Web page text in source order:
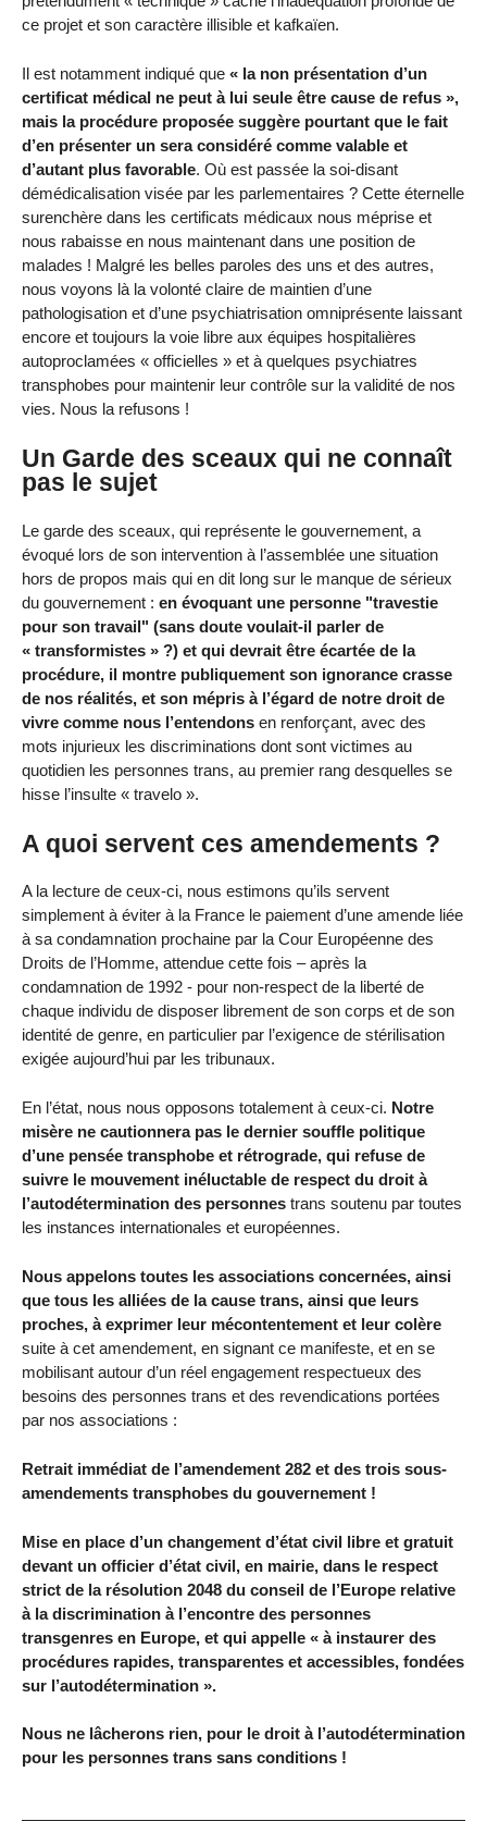
ce projet et son caractère illisible et kafkaïen.
Il est notamment indiqué que « la non présentation d’un
certificat médical ne peut à lui seule être cause de refus »,
mais la procédure proposée suggère pourtant que le fait
d’en présenter un sera considéré comme valable et
d’autant plus favorable. Où est passée la soi-disant
démédicalisation visée par les parlementaires ? Cette éternelle
surenchère dans les certificats médicaux nous méprise et
nous rabaisse en nous maintenant dans une position de
malades ! Malgré les belles paroles des uns et des autres,
nous voyons là la volonté claire de maintien d’une
pathologisation et d’une psychiatrisation omniprésente laissant
encore et toujours la voie libre aux équipes hospitalières
autoproclamées « officielles » et à quelques psychiatres
transphobes pour maintenir leur contrôle sur la validité de nos
vies. Nous la refusons !
Un Garde des sceaux qui ne connaît
pas le sujet
Le garde des sceaux, qui représente le gouvernement, a
évoqué lors de son intervention à l’assemblée une situation
hors de propos mais qui en dit long sur le manque de sérieux
du gouvernement : en évoquant une personne "travestie
pour son travail" (sans doute voulait-il parler de
« transformistes » ?) et qui devrait être écartée de la
procédure, il montre publiquement son ignorance crasse
de nos réalités, et son mépris à l’égard de notre droit de
vivre comme nous l’entendons en renforçant, avec des
mots injurieux les discriminations dont sont victimes au
quotidien les personnes trans, au premier rang desquelles se
hisse l’insulte « travelo ».
A quoi servent ces amendements ?
A la lecture de ceux-ci, nous estimons qu’ils servent
simplement à éviter à la France le paiement d’une amende liée
à sa condamnation prochaine par la Cour Européenne des
Droits de l’Homme, attendue cette fois – après la
condamnation de 1992 - pour non-respect de la liberté de
chaque individu de disposer librement de son corps et de son
identité de genre, en particulier par l’exigence de stérilisation
exigée aujourd’hui par les tribunaux.
En l’état, nous nous opposons totalement à ceux-ci. Notre
misère ne cautionnera pas le dernier souffle politique
d’une pensée transphobe et rétrograde, qui refuse de
suivre le mouvement inéluctable de respect du droit à
l’autodétermination des personnes trans soutenu par toutes
les instances internationales et européennes.
Nous appelons toutes les associations concernées, ainsi
que tous les alliées de la cause trans, ainsi que leurs
proches, à exprimer leur mécontentement et leur colère
suite à cet amendement, en signant ce manifeste, et en se
mobilisant autour d’un réel engagement respectueux des
besoins des personnes trans et des revendications portées
par nos associations :
Retrait immédiat de l’amendement 282 et des trois sous-
amendements transphobes du gouvernement !
Mise en place d’un changement d’état civil libre et gratuit
devant un officier d’état civil, en mairie, dans le respect
strict de la résolution 2048 du conseil de l’Europe relative
à la discrimination à l’encontre des personnes
transgenres en Europe, et qui appelle « à instaurer des
procédures rapides, transparentes et accessibles, fondées
sur l’autodétermination ».
Nous ne lâcherons rien, pour le droit à l’autodétermination
pour les personnes trans sans conditions !